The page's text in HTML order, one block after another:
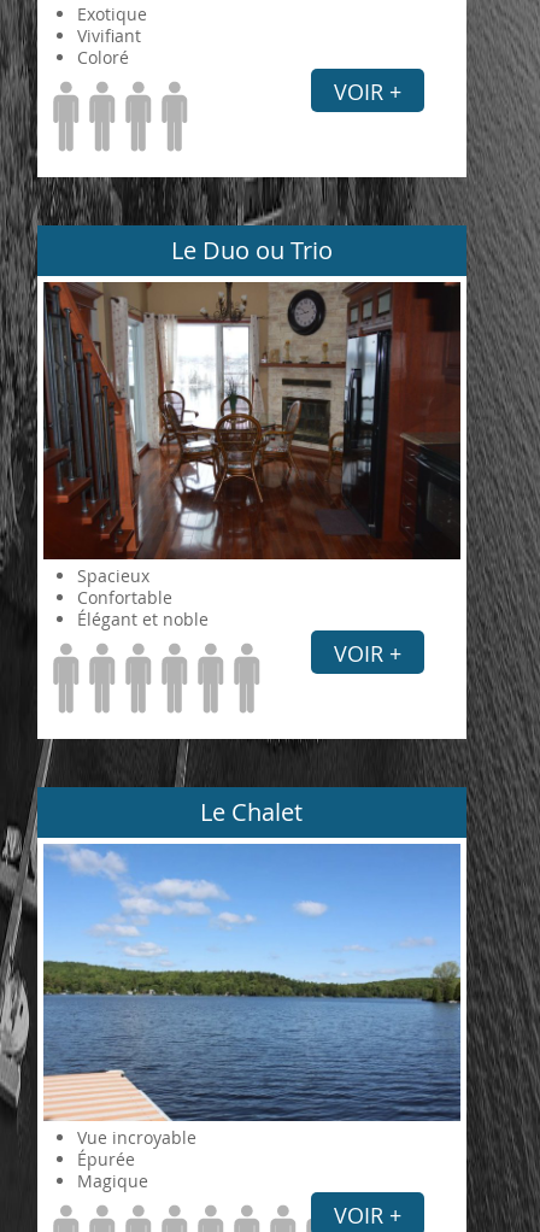
Exotique
Vivifiant
Coloré
VOIR +
Le Duo ou Trio
Spacieux
Confortable
Élégant et noble
VOIR +
Le Chalet
Vue incroyable
Épurée
Magique
VOIR +